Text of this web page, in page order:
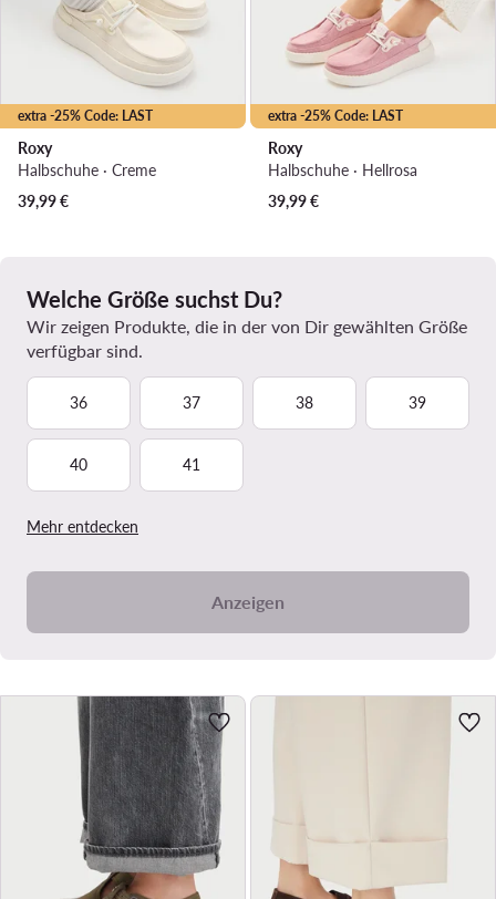
extra -25% Code: LAST
Roxy
Halbschuhe · Creme
39,99€
extra -25% Code: LAST
Roxy
Halbschuhe · Hellrosa
39,99€
Welche Größe suchst Du?
Wir zeigen Produkte, die in der von Dir gewählten Größe
verfügbar sind.
36 37 38 39
40 41
Mehr entdecken
Anzeigen